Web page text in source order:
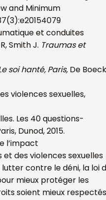
and Minimum
et conduites
Smith J. Traumas et
soi hanté, Paris, De
violences sexuelles,
Les 40 questions-
Dunod, 2015.
l’impact
des violences sexuelles
contre le déni, la loi
mieux protéger les
soient mieux respectés